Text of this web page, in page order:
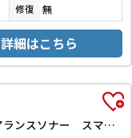
修復 無
詳細はこちら
X ETC 全周囲カメラ ナビ TV クリアランスソナー スマートキー アイドリングストップ 電動格納ミラー CVT Bluetooth アルミホイール エアコン パワーウィンドウ